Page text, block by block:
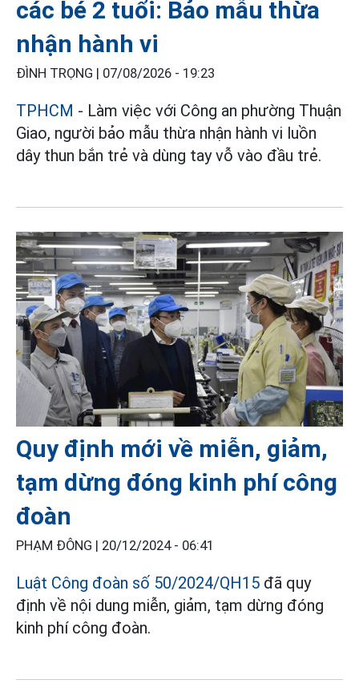
các bé 2 tuổi: Bảo mẫu thừa
nhận hành vi
ĐÌNH TRỌNG | 07/08/2026 - 19:23
TPHCM - Làm việc với Công an phường Thuận
Giao, người bảo mẫu thừa nhận hành vi luồn
dây thun bắn trẻ và dùng tay vỗ vào đầu trẻ.
Quy định mới về miễn, giảm,
tạm dừng đóng kinh phí công
đoàn
PHẠM ĐÔNG | 20/12/2024 - 06:41
Luật Công đoàn số 50/2024/QH15 đã quy
định về nội dung miễn, giảm, tạm dừng đóng
kinh phí công đoàn.